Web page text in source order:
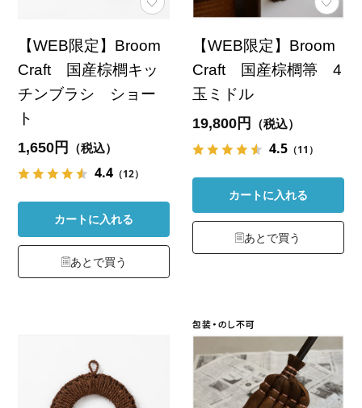
【WEB限定】Broom
Craft 国産棕櫚キッ
チンブラシ ショー
ト
1,650円 （税込）
4.4 （12）
カートに入れる
あとで買う
【WEB限定】Broom
Craft 国産棕櫚箒 4
玉ミドル
19,800円 （税込）
4.5 （11）
カートに入れる
あとで買う